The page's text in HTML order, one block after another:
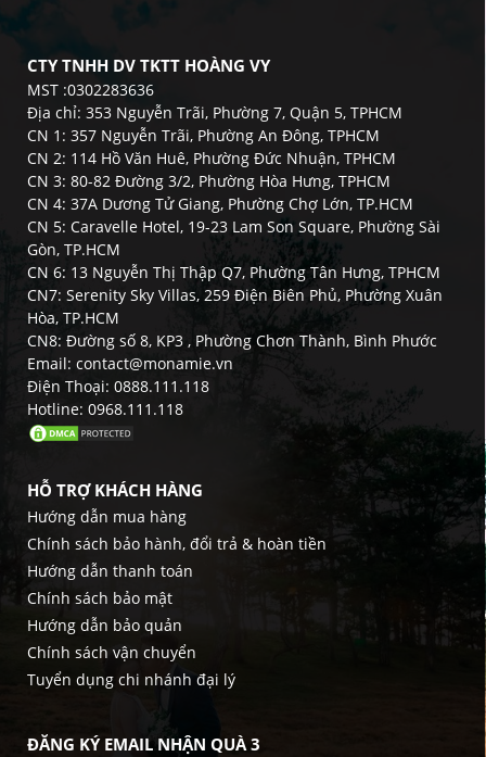
CTY TNHH DV TKTT HOÀNG VY
MST :0302283636
Địa chỉ: 353 Nguyễn Trãi, Phường 7, Quận 5, TPHCM
CN 1: 357 Nguyễn Trãi, Phường An Đông, TPHCM
CN 2: 114 Hồ Văn Huê, Phường Đức Nhuận, TPHCM
CN 3: 80-82 Đường 3/2, Phường Hòa Hưng, TPHCM
CN 4: 37A Dương Tử Giang, Phường Chợ Lớn, TP.HCM
CN 5: Caravelle Hotel, 19-23 Lam Son Square, Phường Sài
Gòn, TP.HCM
CN 6: 13 Nguyễn Thị Thập Q7, Phường Tân Hưng, TPHCM
CN7: Serenity Sky Villas, 259 Điện Biên Phủ, Phường Xuân
Hòa, TP.HCM
CN8: Đường số 8, KP3 , Phường Chơn Thành, Bình Phước
Email: contact@monamie.vn
Điện Thoại: 0888.111.118
Hotline: 0968.111.118
HỖ TRỢ KHÁCH HÀNG
Hướng dẫn mua hàng
Chính sách bảo hành, đổi trả & hoàn tiền
Hướng dẫn thanh toán
Chính sách bảo mật
Hướng dẫn bảo quản
Chính sách vận chuyển
Tuyển dụng chi nhánh đại lý
ĐĂNG KÝ EMAIL NHẬN QUÀ 3